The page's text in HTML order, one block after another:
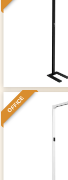
OFFICE